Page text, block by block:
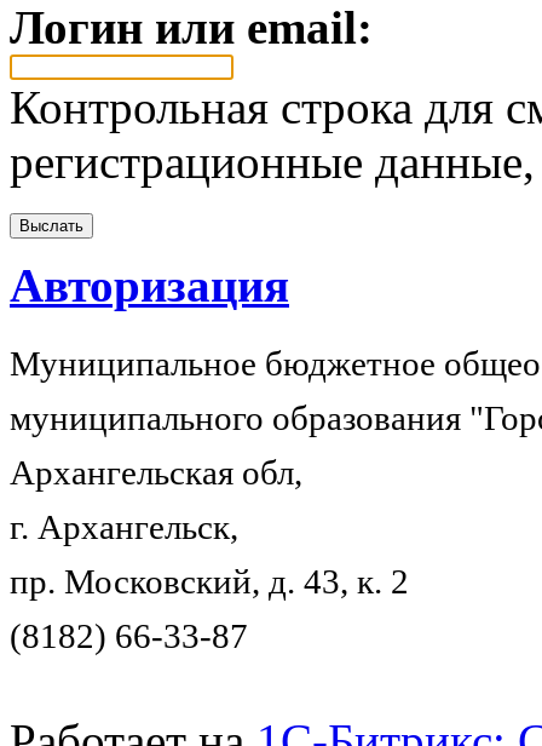
Логин или email:
Контрольная строка для
регистрационные
Авторизация
Муниципальное бюджетное
муниципального образования
Архангельская обл,
г. Архангельск,
пр. Московский, д. 43, к. 2
(8182) 66-33-87